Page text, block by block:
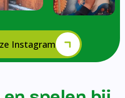
Instagram